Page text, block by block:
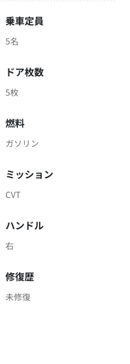
乗車定員
5名
ドア枚数
5枚
燃料
ガソリン
ミッション
CVT
ハンドル
右
修復歴
未修復